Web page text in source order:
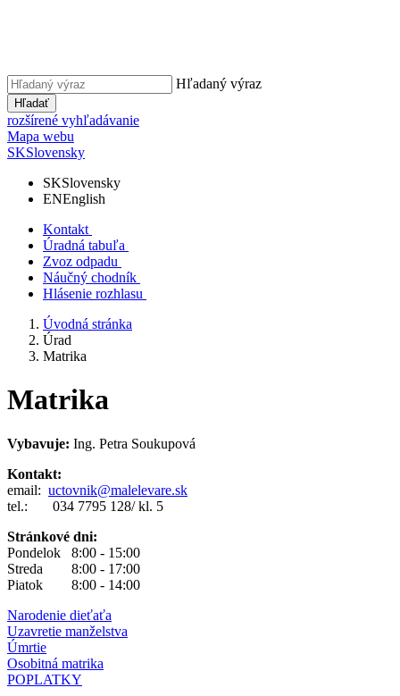
Hľadaný výraz
Hľadať
rozšírené vyhľadávanie
Mapa webu
SKSlovensky
SKSlovensky
ENEnglish
Kontakt
Úradná tabuľa
Zvoz odpadu
Náučný chodník
Hlásenie rozhlasu
Úvodná stránka
Úrad
Matrika
Matrika
Vybavuje: Ing. Petra Soukupová
Kontakt:
email: uctovnik@malelevare.sk
tel.: 034 7795 128/ kl. 5
Stránkové dni:
Pondelok 8:00 - 15:00
Streda 8:00 - 17:00
Piatok 8:00 - 14:00
Narodenie dieťaťa
Uzavretie manželstva
Úmrtie
Osobitná matrika
POPLATKY